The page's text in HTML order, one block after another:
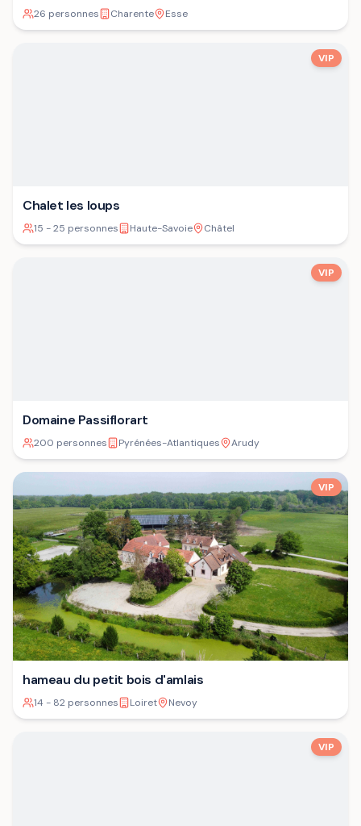
26 personnes Charente Esse
VIP
Chalet les loups
15 - 25 personnes Haute-Savoie Châtel
VIP
Domaine Passiflorart
200 personnes Pyrénées-Atlantiques Arudy
VIP
hameau du petit bois d'amlais
14 - 82 personnes Loiret Nevoy
VIP